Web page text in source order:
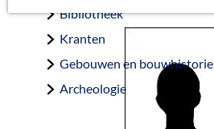
Bibliotheek
Kranten
Gebouwen en bouwhistorie
Archeologie